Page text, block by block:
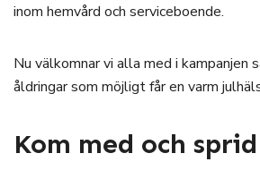
inom hemvård och serviceboende.
Nu välkomnar vi alla med i kampanjen
åldringar som möjligt får en varm
Kom med och